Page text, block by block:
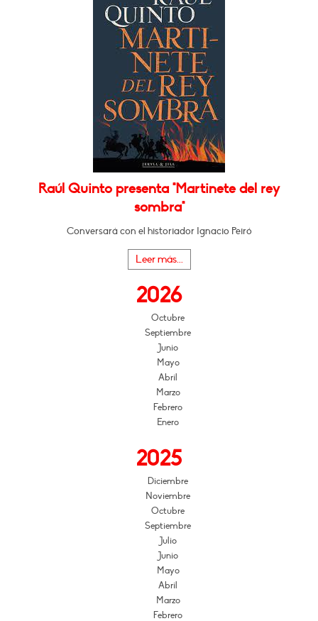
Raúl Quinto presenta "Martinete del rey
sombra"
Conversará con el historiador Ignacio Peiró
Leer más...
2026
Octubre
Septiembre
Junio
Mayo
Abril
Marzo
Febrero
Enero
2025
Diciembre
Noviembre
Octubre
Septiembre
Julio
Junio
Mayo
Abril
Marzo
Febrero